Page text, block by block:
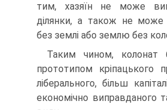
тим, хазяїн не може
ділянки, а також не може
без землі або землю без
Таким чином, колонат
прототипом кріпацького
ліберального, більш
економічно виправданого